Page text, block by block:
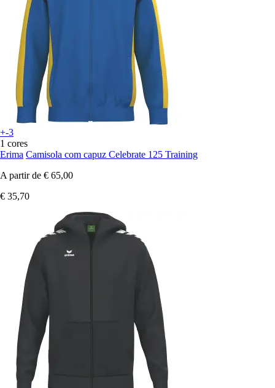
+-3
1 cores
Erima Camisola com capuz Celebrate 125 Training
A partir de € 65,00
€ 35,70